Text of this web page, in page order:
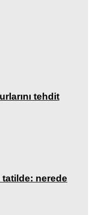
tehdit
tatilde: nerede